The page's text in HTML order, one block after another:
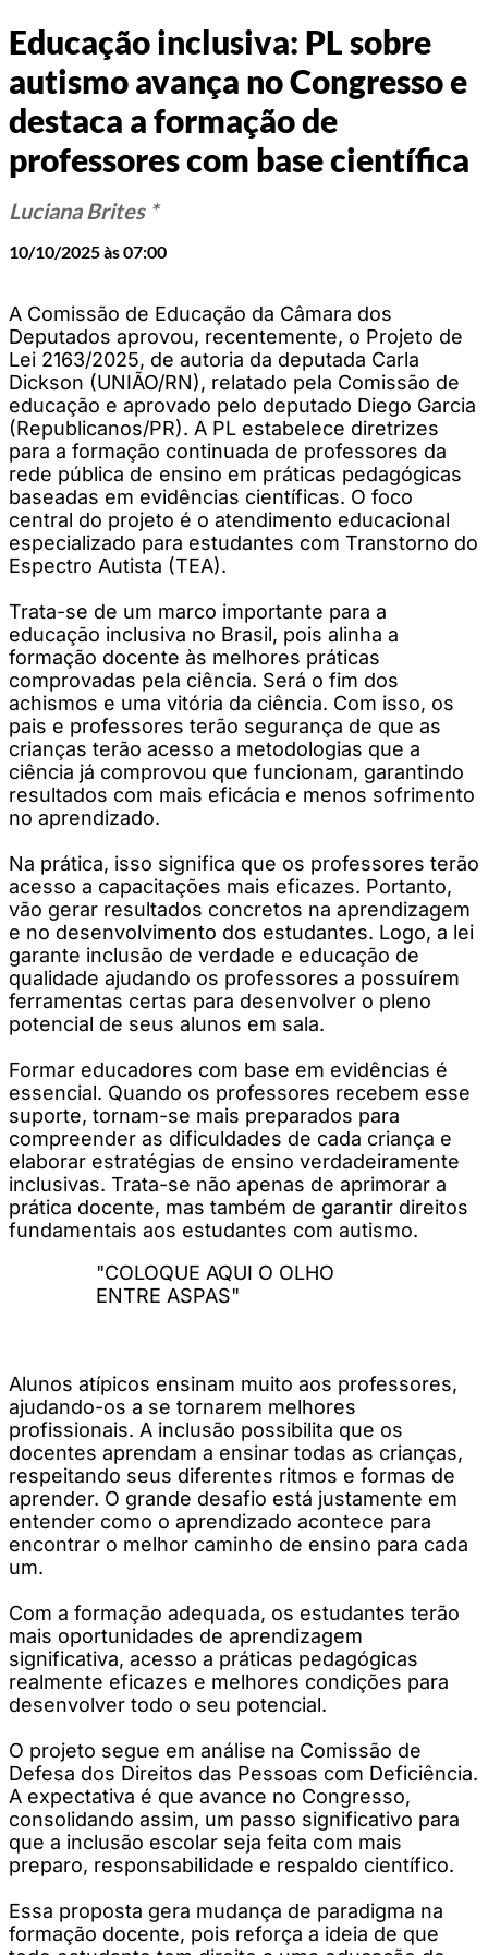
Educação inclusiva: PL sobre
autismo avança no Congresso e
destaca a formação de
professores com base científica
Luciana Brites *
10/10/2025 às 07:00
A Comissão de Educação da Câmara dos
Deputados aprovou, recentemente, o Projeto de
Lei 2163/2025, de autoria da deputada Carla
Dickson (UNIÃO/RN), relatado pela Comissão de
educação e aprovado pelo deputado Diego Garcia
(Republicanos/PR). A PL estabelece diretrizes
para a formação continuada de professores da
rede pública de ensino em práticas pedagógicas
baseadas em evidências científicas. O foco
central do projeto é o atendimento educacional
especializado para estudantes com Transtorno do
Espectro Autista (TEA).
Trata-se de um marco importante para a
educação inclusiva no Brasil, pois alinha a
formação docente às melhores práticas
comprovadas pela ciência. Será o fim dos
achismos e uma vitória da ciência. Com isso, os
pais e professores terão segurança de que as
crianças terão acesso a metodologias que a
ciência já comprovou que funcionam, garantindo
resultados com mais eficácia e menos sofrimento
no aprendizado.
Na prática, isso significa que os professores terão
acesso a capacitações mais eficazes. Portanto,
vão gerar resultados concretos na aprendizagem
e no desenvolvimento dos estudantes. Logo, a lei
garante inclusão de verdade e educação de
qualidade ajudando os professores a possuírem
ferramentas certas para desenvolver o pleno
potencial de seus alunos em sala.
Formar educadores com base em evidências é
essencial. Quando os professores recebem esse
suporte, tornam-se mais preparados para
compreender as dificuldades de cada criança e
elaborar estratégias de ensino verdadeiramente
inclusivas. Trata-se não apenas de aprimorar a
prática docente, mas também de garantir direitos
fundamentais aos estudantes com autismo.
"COLOQUE AQUI O OLHO
ENTRE ASPAS"
Alunos atípicos ensinam muito aos professores,
ajudando-os a se tornarem melhores
profissionais. A inclusão possibilita que os
docentes aprendam a ensinar todas as crianças,
respeitando seus diferentes ritmos e formas de
aprender. O grande desafio está justamente em
entender como o aprendizado acontece para
encontrar o melhor caminho de ensino para cada
um.
Com a formação adequada, os estudantes terão
mais oportunidades de aprendizagem
significativa, acesso a práticas pedagógicas
realmente eficazes e melhores condições para
desenvolver todo o seu potencial.
O projeto segue em análise na Comissão de
Defesa dos Direitos das Pessoas com Deficiência.
A expectativa é que avance no Congresso,
consolidando assim, um passo significativo para
que a inclusão escolar seja feita com mais
preparo, responsabilidade e respaldo científico.
Essa proposta gera mudança de paradigma na
formação docente, pois reforça a ideia de que